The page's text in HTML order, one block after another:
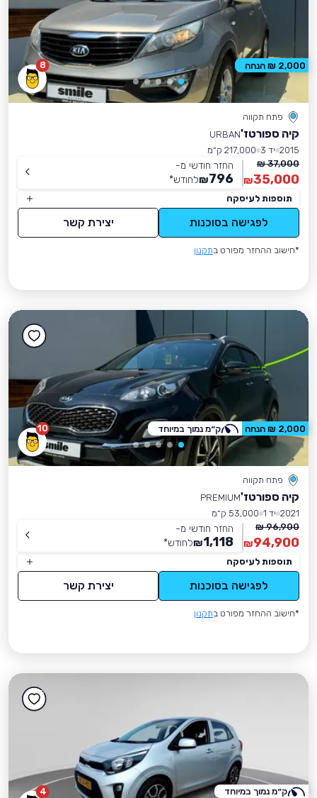
8
פתח תקווה
קיה ספורטז'URBAN
2015 יד 3
217,000 ק״מ
37,000 ₪
35,000
₪
החזר חודשי מ-
796
₪לחודש*
תוספות לעיסקה
לפגישה בסוכנות יצירת קשר
*חישוב ההחזר מפורט בתקנון
2,000 ₪ הנחה
10
פתח תקווה
קיה ספורטז'PREMIUM
2021 יד 1
53,000 ק״מ
96,900 ₪
94,900
₪
החזר חודשי מ-
1,118
₪לחודש*
תוספות לעיסקה
לפגישה בסוכנות יצירת קשר
*חישוב ההחזר מפורט בתקנון
2,000 ₪ הנחה ק״מ נמוך במיוחד
4 ק״מ נמוך במיוחד